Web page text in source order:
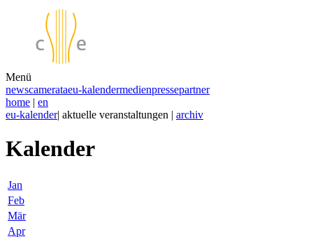
Menü
newscamerataeu-kalendermedienpressepartner
home | en
eu-kalender| aktuelle veranstaltungen | archiv
Kalender
Jan
Feb
Mär
Apr